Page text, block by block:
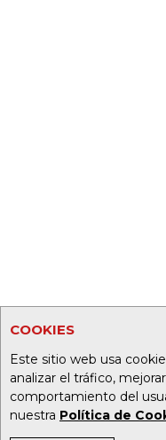
COOKIES
Este sitio web usa
analizar el tráfico,
comportamiento del
nuestra Política de